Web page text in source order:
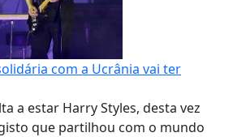
com a Ucrânia vai ter
a estar Harry Styles, desta vez
que partilhou com o mundo